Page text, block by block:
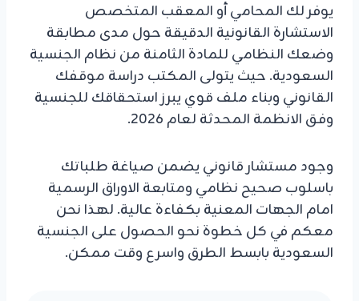
يوفر لك المحامي أو المعقب المتخصص
الاستشارة القانونية الدقيقة حول مدى مطابقة
وضعك النظامي للمادة الثامنة من نظام الجنسية
السعودية. حيث يتولى المكتب دراسة موقفك
القانوني وبناء ملف قوي يبرز استحقاقك للجنسية
وفق الانظمة المحدثة لعام 2026.
وجود مستشار قانوني يضمن صياغة طلباتك
باسلوب صحيح نظامي ومتابعة الاوراق الرسمية
امام الجهات المعنية بكفاءة عالية. لهذا نحن
معكم في كل خطوة نحو الحصول على الجنسية
السعودية بابسط الطرق واسرع وقت ممكن.